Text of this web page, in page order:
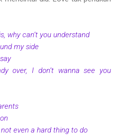
why can’t you understand
my side
over, I don’t wanna see you
even a hard thing to do